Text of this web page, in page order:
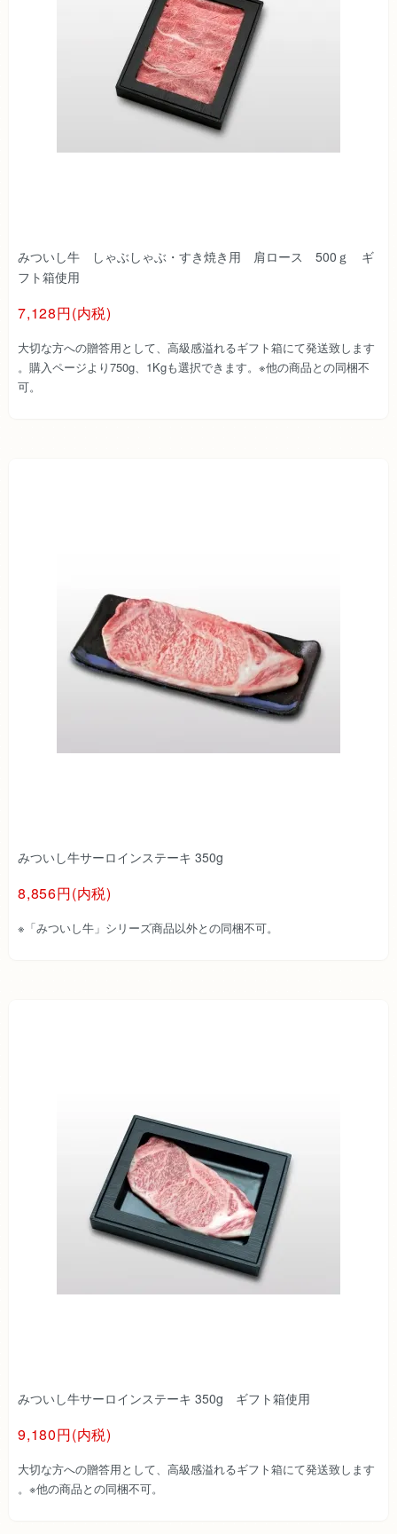
みついし牛 しゃぶしゃぶ・すき焼き用 肩ロース 500ｇ ギ
フト箱使用
7,128円(内税)
大切な方への贈答用として、高級感溢れるギフト箱にて発送致します
。購入ページより750g、1Kgも選択できます。※他の商品との同梱不
可。
みついし牛サーロインステーキ 350g
8,856円(内税)
※「みついし牛」シリーズ商品以外との同梱不可。
みついし牛サーロインステーキ 350g ギフト箱使用
9,180円(内税)
大切な方への贈答用として、高級感溢れるギフト箱にて発送致します
。※他の商品との同梱不可。